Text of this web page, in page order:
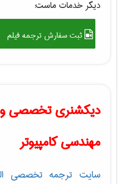
دیگر خدمات ماست:
ثبت سفارش ترجمه فیلم
دیکشنری تخصصی و
مهندسی کامپیوتر
سایت ترجمه تخصصی